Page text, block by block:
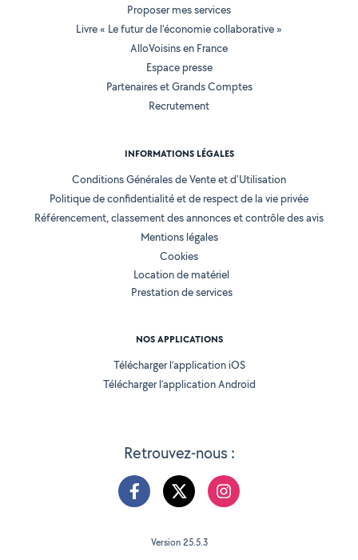
Retrouvez-nous :
Proposer mes services
Livre « Le futur de l'économie collaborative »
AlloVoisins en France
Espace presse
Partenaires et Grands Comptes
Recrutement
INFORMATIONS LÉGALES
Conditions Générales de Vente et d'Utilisation
Politique de confidentialité et de respect de la vie privée
Référencement, classement des annonces et contrôle des avis
Mentions légales
Cookies
Location de matériel
Prestation de services
NOS APPLICATIONS
Télécharger l’application iOS
Télécharger l’application Android
Version 25.5.3